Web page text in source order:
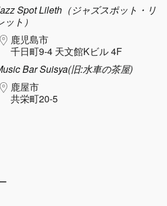
Spot Lileth（ジャズスポット・リ
ット）
鹿児島市
千日町9-4 天文館Kビル 4F
Bar Suisya(旧:水車の茶屋)
鹿屋市
共栄町20-5